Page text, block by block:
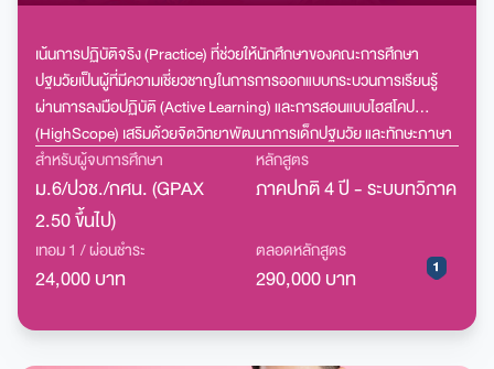
เน้นการปฏิบัติจริง (Practice) ที่ช่วยให้นักศึกษาของคณะการศึกษา
ปฐมวัยเป็นผู้ที่มีความเชี่ยวชาญในการการออกแบบกระบวนการเรียนรู้
ผ่านการลงมือปฏิบัติ (Active Learning) และการสอนแบบไฮสโคป
(HighScope) เสริมด้วยจิตวิทยาพัฒนาการเด็กปฐมวัย และทักษะภาษา
อังกฤษ เพื่อเปิดโอกาสให้ทำงานในโรงเรียนสองภาษา และนานาชาติได้
สำหรับผู้จบการศึกษา
ม.6/ปวช./กศน. (GPAX
2.50 ขึ้นไป)
หลักสูตร
ภาคปกติ 4 ปี - ระบบทวิภาค
เทอม 1 / ผ่อนชำระ
24,000 บาท
ตลอดหลักสูตร
290,000 บาท